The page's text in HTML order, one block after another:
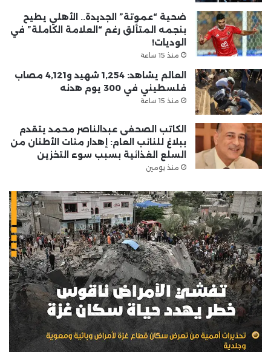
ضحية “عموتة” الجديدة.. الأهلي يطيح
بنجمه المتألق رغم “العلامة الكاملة” في
الوديات!
منذ 15 ساعة
العالم يشاهد: 1,254 شهيد و4,121 مصاب
فلسطيني في 300 يوم هدنه
منذ 15 ساعة
الكاتب الصحفى عبدالناصر محمد يتقدم
ببلاغ للنائب العام: إهدار مئات الأطنان من
السلع الغذائية بسبب سوء التخزين
منذ يومين